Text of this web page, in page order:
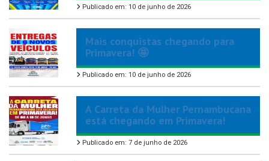
Publicado em: 10 de junho de 2026
Mais conquistas chegando para
Primavera! 🤩
Publicado em: 10 de junho de 2026
A Carreta da Mulher Pernambucana
está chegando em Primavera!
Publicado em: 7 de junho de 2026